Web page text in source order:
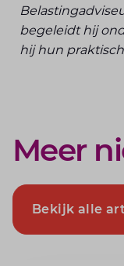
begeleidt hij
hij hun
Meer
Bekijk alle